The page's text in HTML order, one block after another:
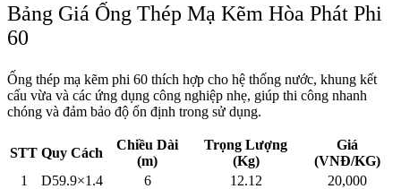
Bảng Giá Ống Thép Mạ Kẽm Hòa Phát Phi
60
Ống thép mạ kẽm phi 60 thích hợp cho hệ thống nước, khung kết
cấu vừa và các ứng dụng công nghiệp nhẹ, giúp thi công nhanh
chóng và đảm bảo độ ổn định trong sử dụng.
STT Quy Cách
Chiều Dài
(m)
Trọng Lượng
(Kg)
Giá
(VNĐ/KG)
1
D59.9×1.4 6 12.12
20,000